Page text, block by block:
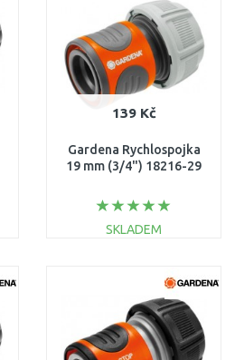
139 Kč
Gardena Rychlospojka
19 mm (3/4") 18216-29
SKLADEM
Porovnat